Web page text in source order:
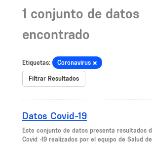
1 conjunto de datos
encontrado
Etiquetas: Coronavirus
Filtrar Resultados
Datos Covid-19
Este conjunto de datos presenta resultados
Covid -19 realizados por el equipo de Salud